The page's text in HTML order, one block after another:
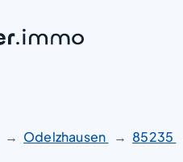
Odelzhausen 85235